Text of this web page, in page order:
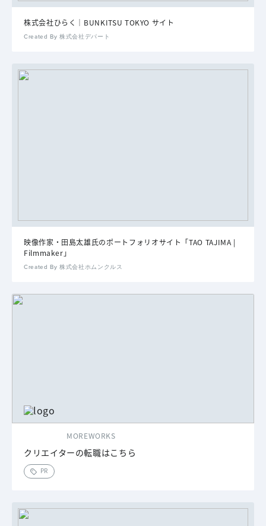
株式会社ひらく｜BUNKITSU TOKYO サイト
Created By 株式会社デパート
映像作家・田島太雄氏のポートフォリオサイト「TAO TAJIMA |
Filmmaker」
Created By 株式会社ホムンクルス
MOREWORKS
クリエイターの転職はこちら
PR